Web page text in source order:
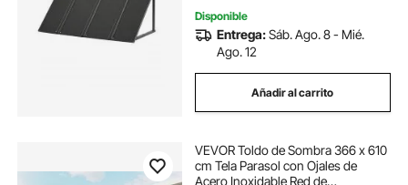
Disponible
Entrega:Sáb. Ago. 8 - Mié.
Ago. 12
Añadir al carrito
VEVOR Toldo de Sombra 366 x 610
cm Tela Parasol con Ojales de
Acero Inoxidable Red de